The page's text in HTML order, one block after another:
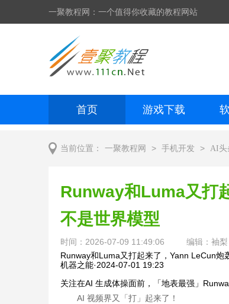
一聚教程网：一个值得你收藏的教程网站
首页 游戏下载
当前位置： 一聚教程网 > 手机开发 > AI头
Runway和Luma又打
不是世界模型
时间：2026-07-09 11:49:06 编辑：袖梨
Runway和Luma又打起来了，Yann LeCun炮
机器之能·2024-07-01 19:23
关注在AI 生成体操面前，「地表最强」
AI 视频界又「打」起来了！